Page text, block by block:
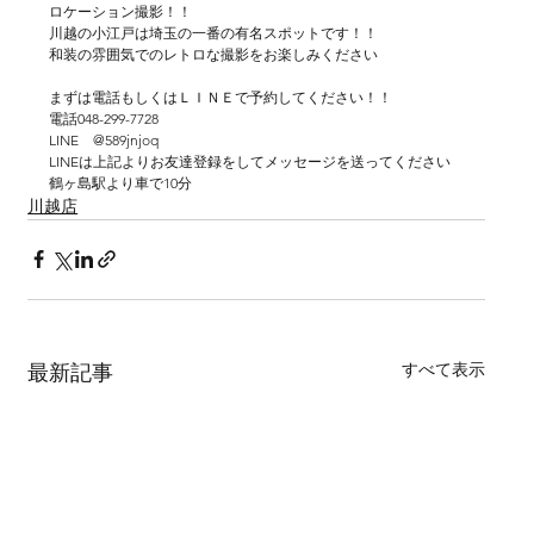
ロケーション撮影！！
川越の小江戸は埼玉の一番の有名スポットです！！
和装の雰囲気でのレトロな撮影をお楽しみください
まずは電話もしくはＬＩＮＥで予約してください！！
電話048-299-7728
LINE　@589jnjoq
LINEは上記よりお友達登録をしてメッセージを送ってください
鶴ヶ島駅より車で10分
川越店
最新記事 すべて表示